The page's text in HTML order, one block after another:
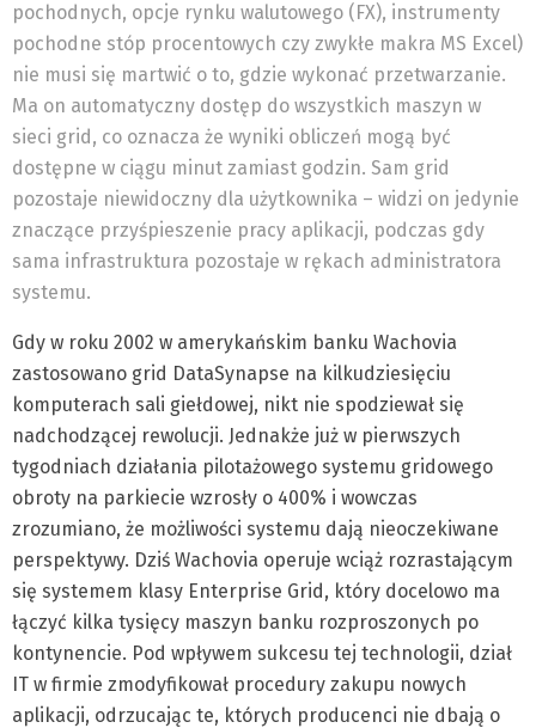
pochodnych, opcje rynku walutowego (FX), instrumenty
pochodne stóp procentowych czy zwykłe makra MS Excel)
nie musi się martwić o to, gdzie wykonać przetwarzanie.
Ma on automatyczny dostęp do wszystkich maszyn w
sieci grid, co oznacza że wyniki obliczeń mogą być
dostępne w ciągu minut zamiast godzin. Sam grid
pozostaje niewidoczny dla użytkownika – widzi on jedynie
znaczące przyśpieszenie pracy aplikacji, podczas gdy
sama infrastruktura pozostaje w rękach administratora
systemu.
Gdy w roku 2002 w amerykańskim banku Wachovia
zastosowano grid DataSynapse na kilkudziesięciu
komputerach sali giełdowej, nikt nie spodziewał się
nadchodzącej rewolucji. Jednakże już w pierwszych
tygodniach działania pilotażowego systemu gridowego
obroty na parkiecie wzrosły o 400% i wowczas
zrozumiano, że możliwości systemu dają nieoczekiwane
perspektywy. Dziś Wachovia operuje wciąż rozrastającym
się systemem klasy Enterprise Grid, który docelowo ma
łączyć kilka tysięcy maszyn banku rozproszonych po
kontynencie. Pod wpływem sukcesu tej technologii, dział
IT w firmie zmodyfikował procedury zakupu nowych
aplikacji, odrzucając te, których producenci nie dbają o